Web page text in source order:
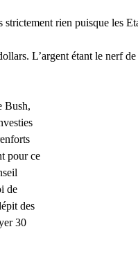
rien puisque les
L’argent étant le nerf
Bush,
pour ce
de
des
30